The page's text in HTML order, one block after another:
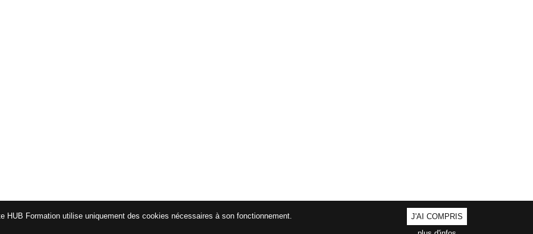
HUB Formation utilise uniquement des cookies nécessaires à son fonctionnement.
J'AI COMPRIS